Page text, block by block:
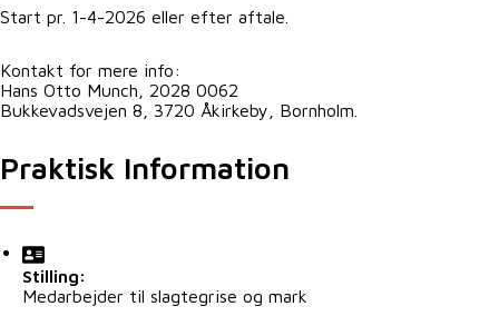
Start pr. 1-4-2026 eller efter aftale.
Kontakt for mere info:
Hans Otto Munch, 2028 0062
Bukkevadsvejen 8, 3720 Åkirkeby, Bornholm.
Praktisk Information
Stilling:
Medarbejder til slagtegrise og mark